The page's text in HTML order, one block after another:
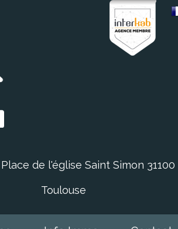
Place de l'église Saint Simon 31100
Toulouse